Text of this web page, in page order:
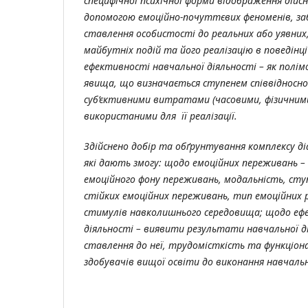
допомогою емоційно-почуттєвих феноменів,
ставлення особистості до реальних або
майбутніх подій та його реалізацію в
ефективності навчальної діяльності – як
явища, що визначається ступенем
суб’єктивними витратами (часовими,
використаними для її реалізації.
Здійснено добір та обґрунтування комплексу
які дають змогу: щодо емоційних переживань
емоційного фону переживань, модальність,
стійких емоційних переживань, тип емоційних
стимулів навколишнього середовища; щодо
діяльності – виявити результати навчальної
ставлення до неї, трудомісткість та
здобувачів вищої освіти до виконання